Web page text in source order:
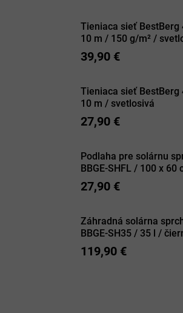
Tieniaca sieť BestBerg
10 m / 150 g/m² /
39,90 €
Tieniaca sieť BestBerg
10 m / svetlosivá
27,90 €
Podlaha pre solárnu
BBGE-SHFL / 100 x 60
27,90 €
Záhradná solárna
BBGE-SH35 / 35 l /
119,90 €